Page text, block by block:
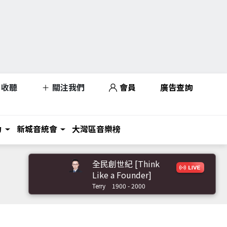
收聽 關注我們 會員 廣告查詢
新城音統會 大灣區音樂榜
全民創世紀 [Think
Like a Founder]
Terry 1900 - 2000